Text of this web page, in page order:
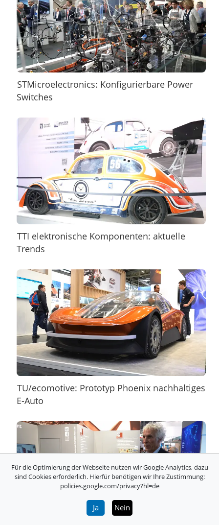
STMicroelectronics: Konfigurierbare Power
Switches
TTI elektronische Komponenten: aktuelle
Trends
TU/ecomotive: Prototyp Phoenix nachhaltiges
E-Auto
Für die Optimierung der Webseite nutzen wir Google Analytics, dazu
sind Cookies erforderlich. Hierfür benötigen wir Ihre Zustimmung:
policies.google.com/privacy?hl=de
Ja Nein